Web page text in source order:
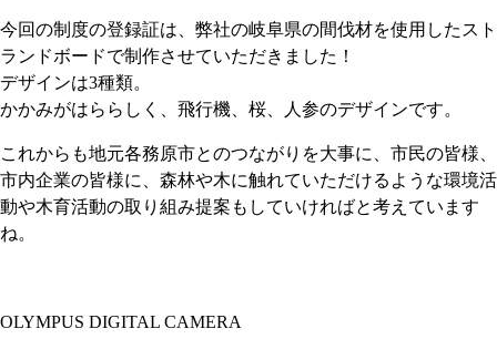
今回の制度の登録証は、弊社の岐阜県の間伐材を使用したスト
ランドボードで制作させていただきました！
デザインは3種類。
かかみがはららしく、飛行機、桜、人参のデザインです。
これからも地元各務原市とのつながりを大事に、市民の皆様、
市内企業の皆様に、森林や木に触れていただけるような環境活
動や木育活動の取り組み提案もしていければと考えています
ね。
OLYMPUS DIGITAL CAMERA